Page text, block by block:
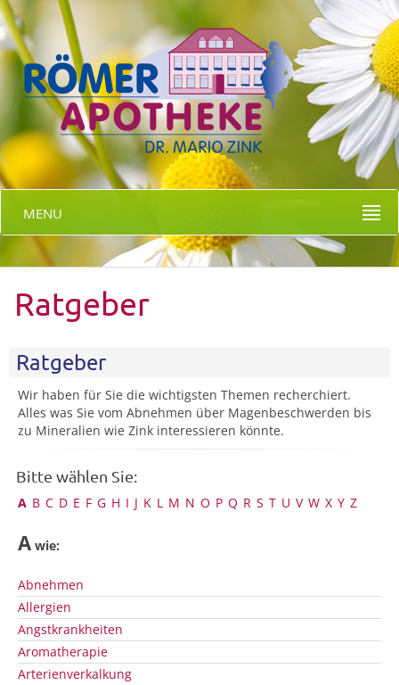
MENU
Ratgeber
Ratgeber
Wir haben für Sie die wichtigsten Themen recherchiert.
Alles was Sie vom Abnehmen über Magenbeschwerden bis
zu Mineralien wie Zink interessieren könnte.
Bitte wählen Sie:
A B C D E F G H I J K L M N O P Q R S T U V W X Y Z
A wie:
Abnehmen
Allergien
Angstkrankheiten
Aromatherapie
Arterienverkalkung